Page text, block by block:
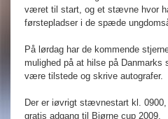
været til start, og et stævne hvor
førstepladser i de spæde
På lørdag har de kommende
mulighed på at hilse på Danmarks
være tilstede og skrive autografer.
Der er iøvrigt stævnestart kl.
gratis adgang til Bjørne cup 2009.